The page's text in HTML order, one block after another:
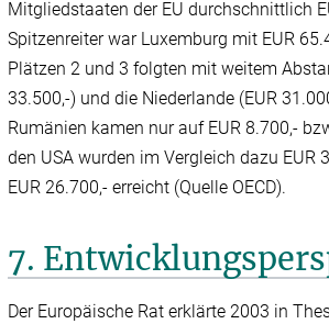
Mitgliedstaaten der EU durchschnittlich
Spitzenreiter war Luxemburg mit EUR
Plätzen 2 und 3 folgten mit weitem
33.500,-) und die Niederlande (EUR
Rumänien kamen nur auf EUR 8.700,-
den USA wurden im Vergleich dazu EUR
EUR 26.700,- erreicht (Quelle OECD).
7.
Der Europäische Rat erklärte 2003 in